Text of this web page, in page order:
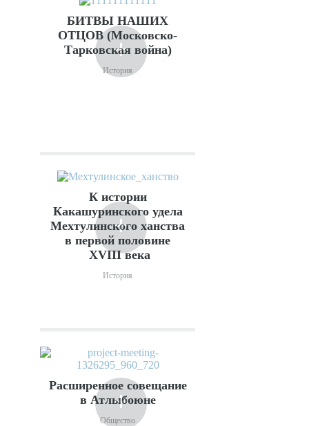
+
БИТВЫ НАШИХ
ОТЦОВ (Московско-
Тарковская война)
История
+
К истории
Какашуринского удела
Мехтулинского ханства
в первой половине
XVIII века
История
+
Расширенное совещание
в Атлыбоюне
Общество